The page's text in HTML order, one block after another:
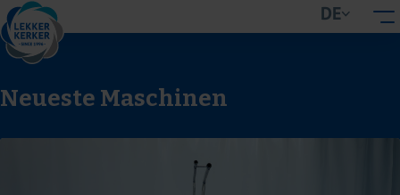
DE
Neueste Maschinen